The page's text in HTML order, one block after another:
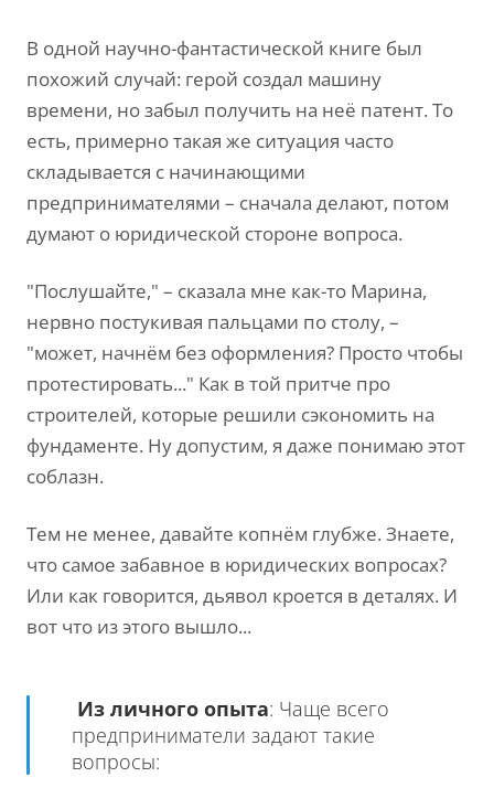
В одной научно-фантастической книге был
похожий случай: герой создал машину
времени, но забыл получить на неё патент. То
есть, примерно такая же ситуация часто
складывается с начинающими
предпринимателями – сначала делают, потом
думают о юридической стороне вопроса.
"Послушайте," – сказала мне как-то Марина,
нервно постукивая пальцами по столу, –
"может, начнём без оформления? Просто чтобы
протестировать..." Как в той притче про
строителей, которые решили сэкономить на
фундаменте. Ну допустим, я даже понимаю этот
соблазн.
Тем не менее, давайте копнём глубже. Знаете,
что самое забавное в юридических вопросах?
Или как говорится, дьявол кроется в деталях. И
вот что из этого вышло...
Из личного опыта: Чаще всего
предприниматели задают такие
вопросы: